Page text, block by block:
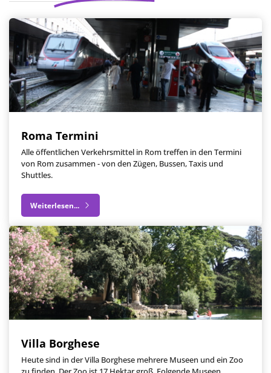
Roma Termini
Alle öffentlichen Verkehrsmittel in Rom treffen in den Termini
von Rom zusammen - von den Zügen, Bussen, Taxis und
Shuttles.
Weiterlesen...
Villa Borghese
Heute sind in der Villa Borghese mehrere Museen und ein Zoo